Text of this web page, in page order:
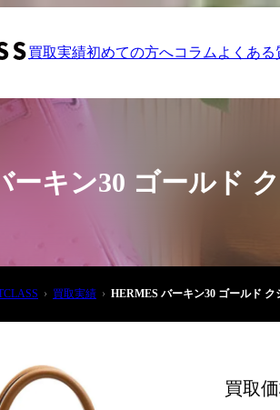
買取実績初めての方へコラム よくある
ーキン30 ゴールド
買取実績 HERMES バーキン30 ゴールド
買取